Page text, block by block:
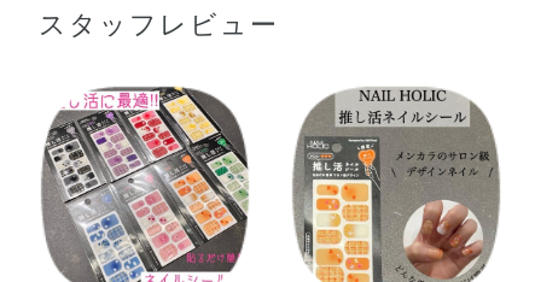
①爪の表面の油分やよごれなどを綺麗に拭き取ります。
②ご自身の爪の大きさに合ったシールを選びます。
◆ご自身の爪より少し横幅の小さいシールを使用すると綺麗に仕上
がります。
◆シールのサイドをはさみでカットすることで調節できます。
スタッフレビュー